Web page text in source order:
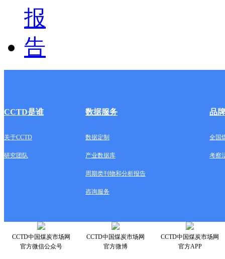
CCTD是谁 数据服务 品
关于CCTD 数据定制 全国
研究团队 产业数据库 考察
周期类刊物和分析报告
咨询服务
CCTD中国煤炭市场网
官方微信公众号
CCTD中国煤炭市场网
官方微博
CCTD中国煤炭市场网
官方APP